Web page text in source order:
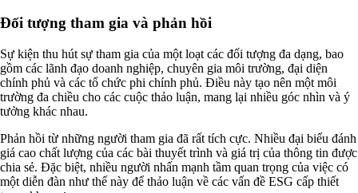
Ngành Dệt Nhuộm
Ngành Sơn
Ngành Gốm Sứ
Ngành Gỗ
Ngành Mỹ Phẩm
Ngành Hóa Dầu
Ngành Giấy
Liên hệ
Tuyển dụng
Đối tượng tham gia và phản hồi
Sự kiện thu hút sự tham gia của một loạt các đối tượng đa dạng, bao
gồm các lãnh đạo doanh nghiệp, chuyên gia môi trường, đại diện
chính phủ và các tổ chức phi chính phủ. Điều này tạo nên một môi
trường đa chiều cho các cuộc thảo luận, mang lại nhiều góc nhìn và ý
tưởng khác nhau.
Phản hồi từ những người tham gia đã rất tích cực. Nhiều đại biểu đánh
giá cao chất lượng của các bài thuyết trình và giá trị của thông tin được
chia sẻ. Đặc biệt, nhiều người nhấn mạnh tầm quan trọng của việc có
một diễn đàn như thế này để thảo luận về các vấn đề ESG cấp thiết